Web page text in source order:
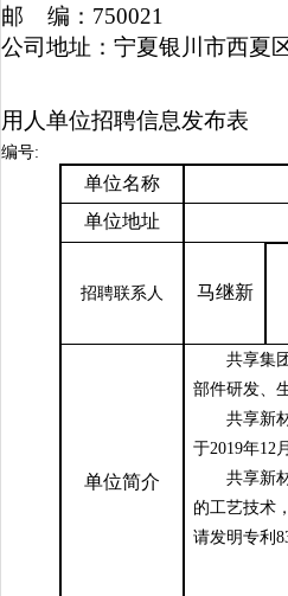
邮 编：750021
公司地址：宁夏银川市西夏
用人单位招聘信息发布表
编号:
单位名称
单位地址
招聘联系人 马继新
单位简介
共享集
部件研发、
共享新
于2019年12
共享新
的工艺技术
请发明专利